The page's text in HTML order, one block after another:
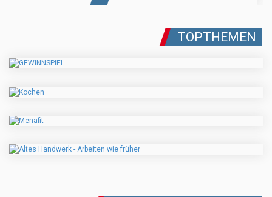
TOPTHEMEN